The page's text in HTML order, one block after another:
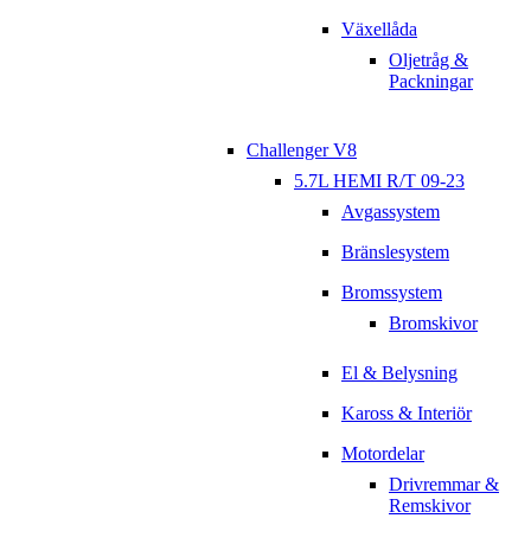
Växellåda
Oljetråg &
Packningar
Challenger V8
5.7L HEMI R/T 09-23
Avgassystem
Bränslesystem
Bromssystem
Bromskivor
El & Belysning
Kaross & Interiör
Motordelar
Drivremmar &
Remskivor